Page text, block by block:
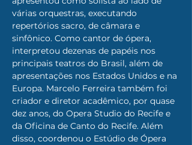
várias orquestras, executando
repertórios sacro, de câmara e
sinfônico. Como cantor de ópera,
interpretou dezenas de papéis nos
principais teatros do Brasil, além de
apresentações nos Estados Unidos e na
Europa. Marcelo Ferreira também foi
criador e diretor acadêmico, por quase
dez anos, do Opera Studio do Recife e
da Oficina de Canto do Recife. Além
disso, coordenou o Estúdio de Ópera